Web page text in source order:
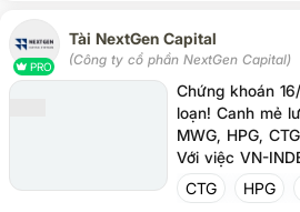
PRO
Tài NextGen Capital
(Công ty cổ phần NextGen Capital)
Chứng khoán
loạn! Canh mẻ
MWG, HPG, CTG
Với việc VN-
1.696,24 điểm,
giai đoạn "thẩm
CTG HPG